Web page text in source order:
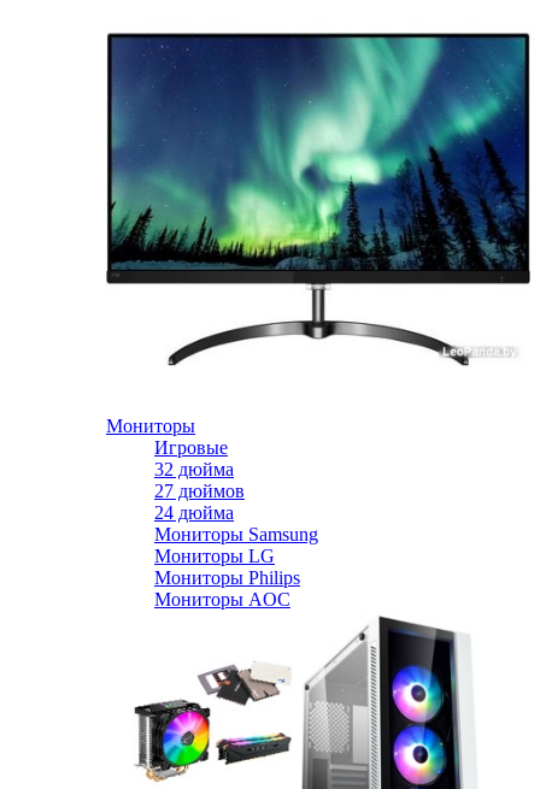
Мониторы
Игровые
32 дюйма
27 дюймов
24 дюйма
Мониторы Samsung
Мониторы LG
Мониторы Philips
Мониторы AOC